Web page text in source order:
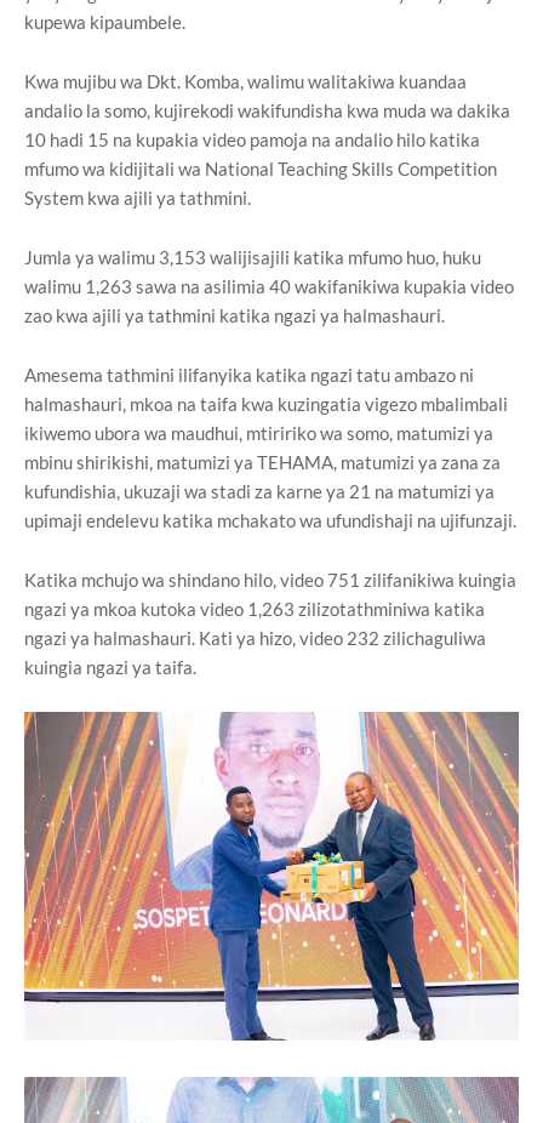
kupewa kipaumbele.
Kwa mujibu wa Dkt. Komba, walimu walitakiwa kuandaa
andalio la somo, kujirekodi wakifundisha kwa muda wa dakika
10 hadi 15 na kupakia video pamoja na andalio hilo katika
mfumo wa kidijitali wa National Teaching Skills Competition
System kwa ajili ya tathmini.
Jumla ya walimu 3,153 walijisajili katika mfumo huo, huku
walimu 1,263 sawa na asilimia 40 wakifanikiwa kupakia video
zao kwa ajili ya tathmini katika ngazi ya halmashauri.
Amesema tathmini ilifanyika katika ngazi tatu ambazo ni
halmashauri, mkoa na taifa kwa kuzingatia vigezo mbalimbali
ikiwemo ubora wa maudhui, mtiririko wa somo, matumizi ya
mbinu shirikishi, matumizi ya TEHAMA, matumizi ya zana za
kufundishia, ukuzaji wa stadi za karne ya 21 na matumizi ya
upimaji endelevu katika mchakato wa ufundishaji na ujifunzaji.
Katika mchujo wa shindano hilo, video 751 zilifanikiwa kuingia
ngazi ya mkoa kutoka video 1,263 zilizotathminiwa katika
ngazi ya halmashauri. Kati ya hizo, video 232 zilichaguliwa
kuingia ngazi ya taifa.